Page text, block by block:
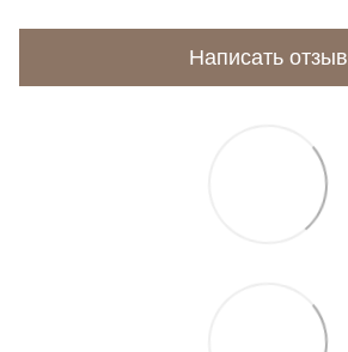
Написать отзыв